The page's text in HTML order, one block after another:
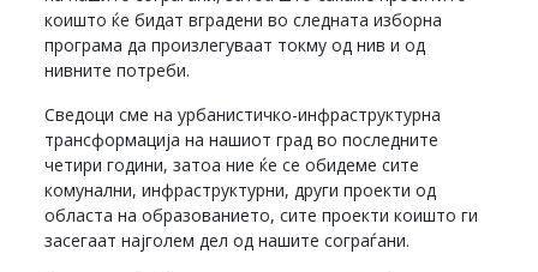
коишто ќе бидат вградени во следната изборна
програма да произлегуваат токму од нив и од
нивните потреби.
Сведоци сме на урбанистичко-инфраструктурна
трансформација на нашиот град во последните
четири години, затоа ние ќе се обидеме сите
комунални, инфраструктурни, други проекти од
областа на образованието, сите проекти коишто ги
засегаат најголем дел од нашите сограѓани.